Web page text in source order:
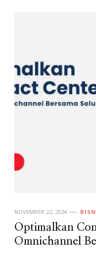
NOVEMBER 22, 2024
Optimalkan
Omnichannel